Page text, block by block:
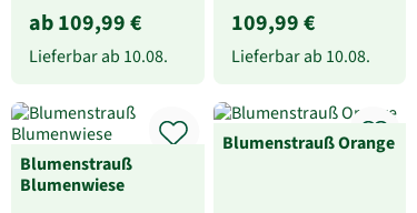
ab 109,99 €
Lieferbar ab 10.08.
109,99 €
Lieferbar ab 10.08.
Blumenstrauß
Blumenwiese
Blumenstrauß Orange